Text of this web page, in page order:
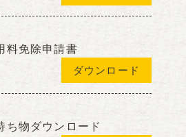
料免除申請書
ダウンロード
ち物ダウンロード